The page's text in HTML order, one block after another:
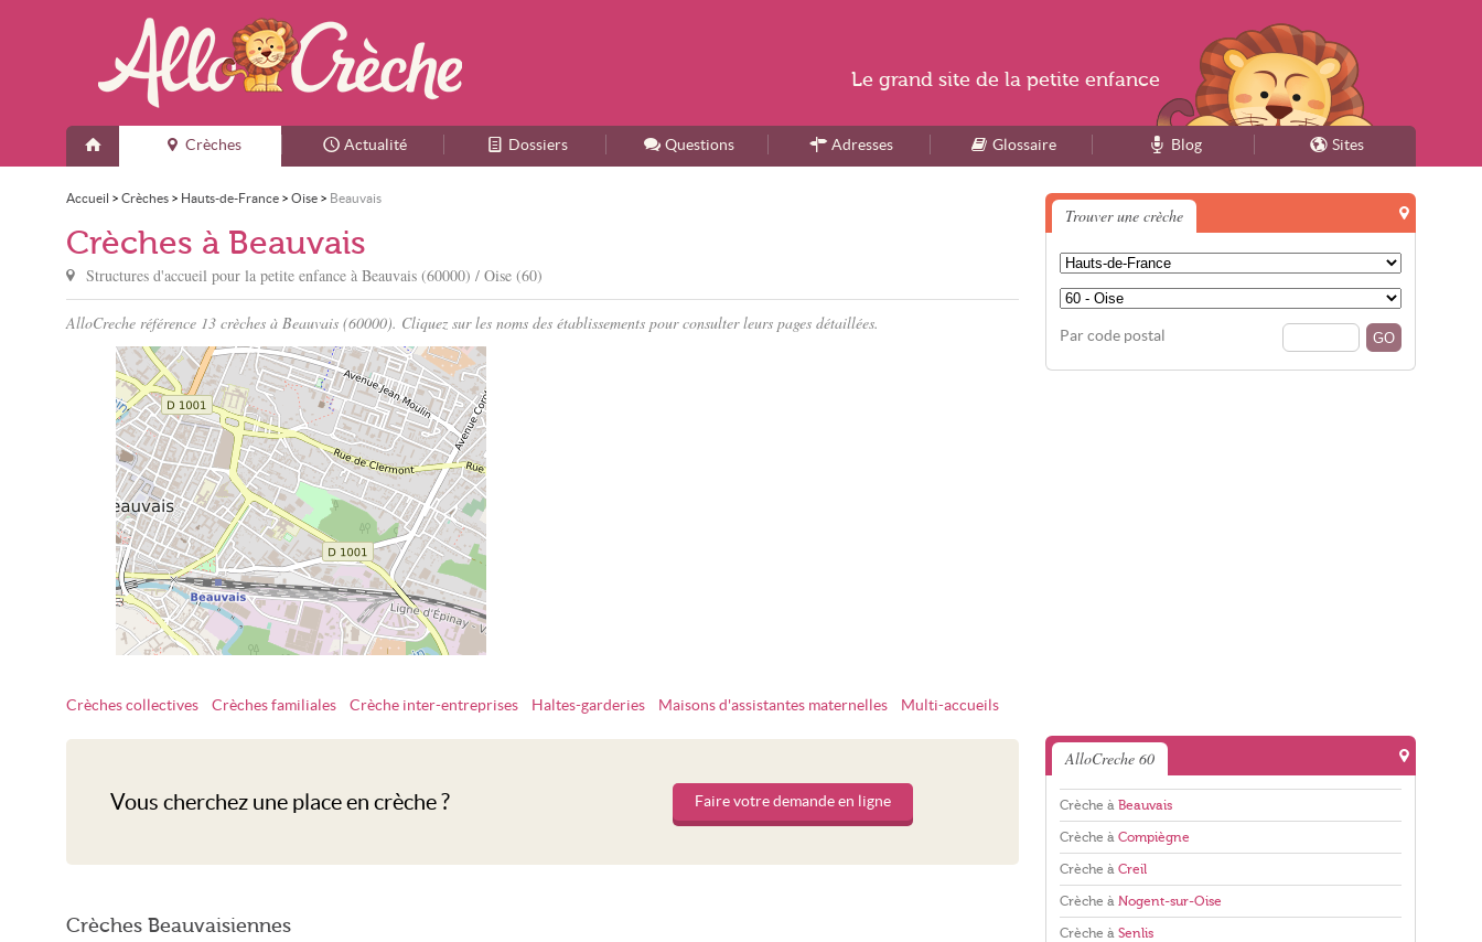
Accueil
Crèches Actualité Dossiers Questions Adresses Glossaire Blog Sites
Accueil > Crèches > Hauts-de-France > Oise > Beauvais
Crèches à Beauvais
Structures d'accueil pour la petite enfance à Beauvais (60000) / Oise (60)
AlloCreche référence 13 crèches à Beauvais (60000). Cliquez sur les noms des établissements pour consulter leurs pages détaillées.
Crèche Beauvais
Crèches collectives Crèches familiales Crèche inter-entreprises Haltes-garderies Maisons d'assistantes maternelles Multi-accueils
Vous cherchez une place en crèche ? Faire votre demande en ligne
Crèches Beauvaisiennes
Trouver une crèche
Par code postal
AlloCreche 60
Crèche à Beauvais
Crèche à Compiègne
Crèche à Creil
Crèche à Nogent-sur-Oise
Crèche à Senlis
Le grand site de la petite enfance